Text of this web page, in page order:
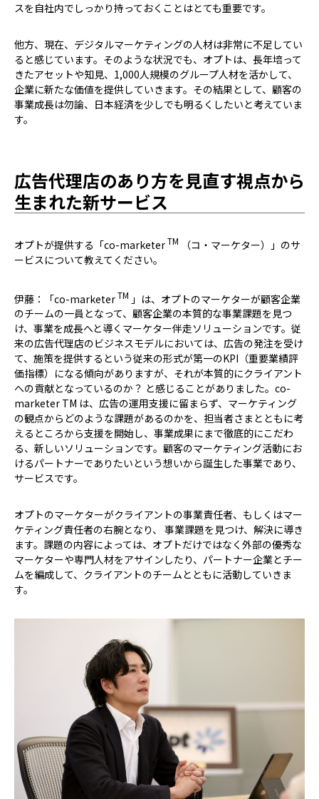
スを自社内でしっかり持っておくことはとても重要です。
他方、現在、デジタルマーケティングの人材は非常に不足してい
ると感じています。そのような状況でも、オプトは、長年培って
きたアセットや知見、1,000人規模のグループ人材を活かして、
企業に新たな価値を提供していきます。その結果として、顧客の
事業成長は勿論、日本経済を少しでも明るくしたいと考えていま
す。
広告代理店のあり方を見直す視点から
生まれた新サービス
――オプトが提供する「co-marketerTM
（コ・マーケター）」のサ
ービスについて教えてください。
伊藤：「co-marketerTM 」は、オプトのマーケターが顧客企業
のチームの一員となって、顧客企業の本質的な事業課題を見つ
け、事業を成長へと導くマーケター伴走ソリューションです。従
来の広告代理店のビジネスモデルにおいては、広告の発注を受け
て、施策を提供するという従来の形式が第一のKPI（重要業績評
価指標）になる傾向がありますが、それが本質的にクライアント
への貢献となっているのか？ と感じることがありました。co-
marketer TM は、広告の運用支援に留まらず、マーケティング
の観点からどのような課題があるのかを、担当者さまとともに考
えるところから支援を開始し、事業成果にまで徹底的にこだわ
る、新しいソリューションです。顧客のマーケティング活動にお
けるパートナーでありたいという想いから誕生した事業であり、
サービスです。
オプトのマーケターがクライアントの事業責任者、もしくはマー
ケティング責任者の右腕となり、 事業課題を見つけ、解決に導き
ます。課題の内容によっては、オプトだけではなく外部の優秀な
マーケターや専門人材をアサインしたり、パートナー企業とチー
ムを編成して、クライアントのチームとともに活動していきま
す。